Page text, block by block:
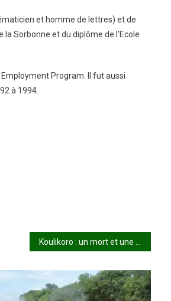
et homme de lettres) et de
Sorbonne et du diplôme de l’Ecole
Program. Il fut aussi
à 1994.